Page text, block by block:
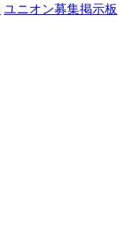
ユニオン募集掲示板